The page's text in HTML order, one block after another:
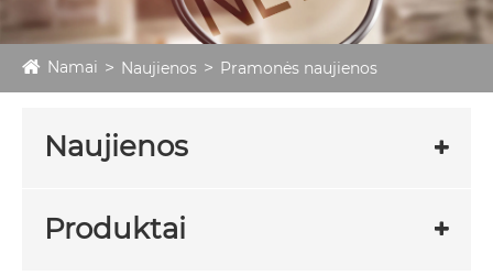
Namai Naujienos Pramonės naujienos
Naujienos
Produktai